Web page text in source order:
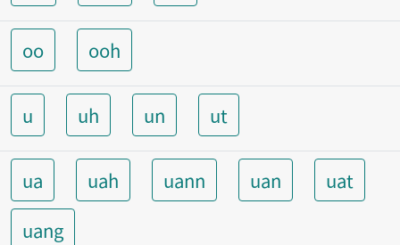
oo ooh
u uh un ut
ua uah uann uan
uat
uang